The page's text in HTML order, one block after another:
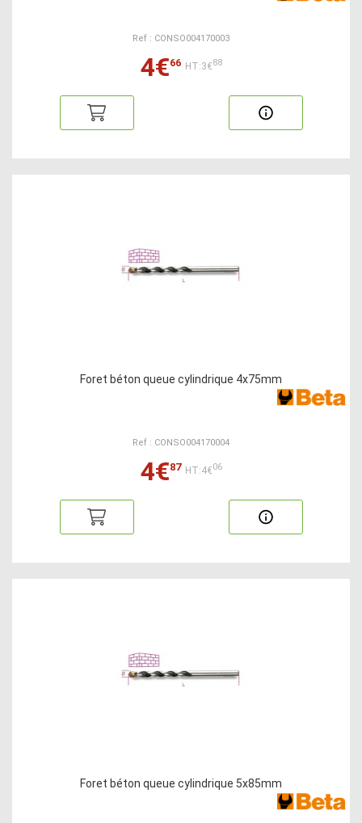
Ref : CONSO004170003
4€66 HT:3€88
Foret béton queue cylindrique 4x75mm
Ref : CONSO004170004
4€87 HT:4€06
Foret béton queue cylindrique 5x85mm